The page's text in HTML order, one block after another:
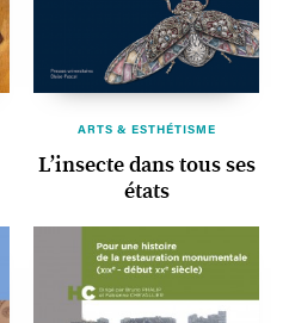
ARTS & ESTHÉTISME
L’insecte dans tous ses
états